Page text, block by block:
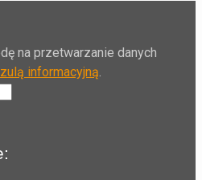
na przetwarzanie danych
informacyjną.